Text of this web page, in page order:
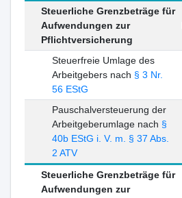
Steuerliche Grenzbeträge für
Aufwendungen zur
Pflichtversicherung
Steuerfreie Umlage des
Arbeitgebers nach § 3 Nr.
56 EStG
Pauschalversteuerung der
Arbeitgeberumlage nach §
40b EStG i. V. m. § 37 Abs.
2 ATV
Steuerliche Grenzbeträge für
Aufwendungen zur